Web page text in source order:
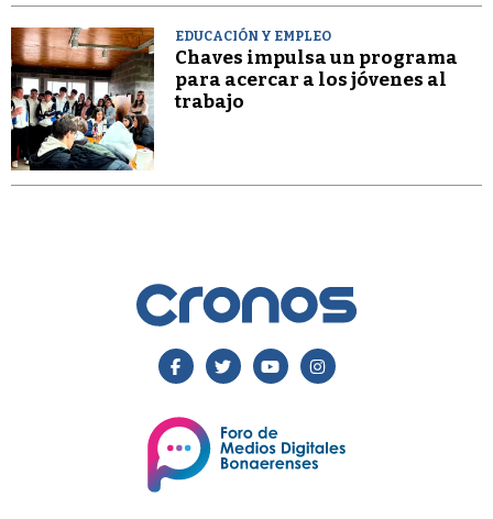
EDUCACIÓN Y EMPLEO
Chaves impulsa un programa
para acercar a los jóvenes al
trabajo